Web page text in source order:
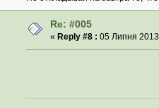
Re: #005
« Reply #8 : 05 Липня